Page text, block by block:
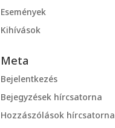
Események
Kihívások
Meta
Bejelentkezés
Bejegyzések hírcsatorna
Hozzászólások hírcsatorna